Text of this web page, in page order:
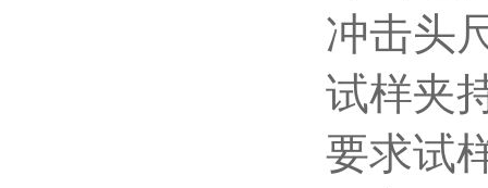
冲击头
试样夹
要求试